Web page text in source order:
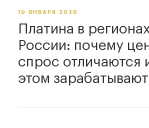
19 ЯНВАРЯ 2026
Платина в
России: почему
спрос отличаются
этом